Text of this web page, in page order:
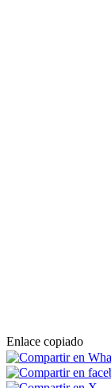
Enlace copiado